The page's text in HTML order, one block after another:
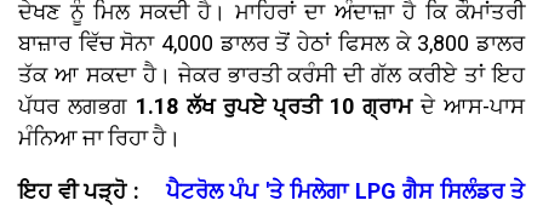
ਦੇਖਣ ਨੂੰ ਮਿਲ ਸਕਦੀ ਹੈ। ਮਾਹਿਰਾਂ ਦਾ ਅੰਦਾਜ਼ਾ ਹੈ ਕਿ ਕੌਮਾਂਤਰੀ
ਬਾਜ਼ਾਰ ਵਿੱਚ ਸੋਨਾ 4,000 ਡਾਲਰ ਤੋਂ ਹੇਠਾਂ ਫਿਸਲ ਕੇ 3,800 ਡਾਲਰ
ਤੱਕ ਆ ਸਕਦਾ ਹੈ। ਜੇਕਰ ਭਾਰਤੀ ਕਰੰਸੀ ਦੀ ਗੱਲ ਕਰੀਏ ਤਾਂ ਇਹ
ਪੱਧਰ ਲਗਭਗ 1.18 ਲੱਖ ਰੁਪਏ ਪ੍ਰਤੀ 10 ਗ੍ਰਾਮਦੇ ਆਸ-ਪਾਸ
ਮੰਨਿਆ ਜਾ ਰਿਹਾ ਹੈ।
ਇਹ ਵੀ ਪੜ੍ਹੋ :
ਪੈਟਰੋਲ ਪੰਪ 'ਤੇ ਮਿਲੇਗਾ LPG ਗੈਸ ਸਿਲੰਡਰ ਤੇ